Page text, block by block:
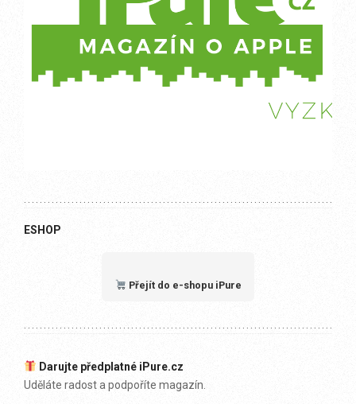
ESHOP
Přejít do e-shopu iPure
Darujte předplatné iPure.cz
Uděláte radost a podpoříte magazín.